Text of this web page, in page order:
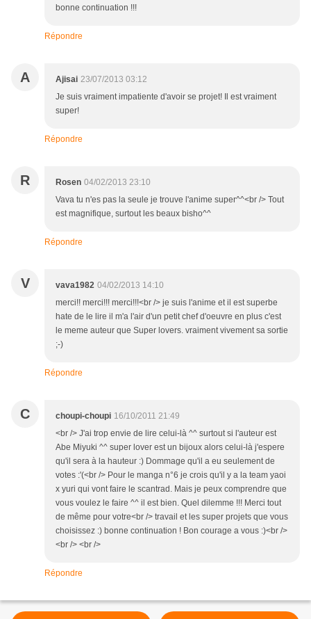
bonne continuation !!!
Répondre
A Ajisai 23/07/2013 03:12
Je suis vraiment impatiente d'avoir se projet! Il est vraiment
super!
Répondre
R Rosen 04/02/2013 23:10
Vava tu n'es pas la seule je trouve l'anime super^^<br /> Tout
est magnifique, surtout les beaux bisho^^
Répondre
V vava1982 04/02/2013 14:10
merci!! merci!!! merci!!!<br /> je suis l'anime et il est superbe
hate de le lire il m'a l'air d'un petit chef d'oeuvre en plus c'est
le meme auteur que Super lovers. vraiment vivement sa sortie
;-)
Répondre
C choupi-choupi 16/10/2011 21:49
<br /> J'ai trop envie de lire celui-là ^^ surtout si l'auteur est
Abe Miyuki ^^ super lover est un bijoux alors celui-là j'espere
qu'il sera à la hauteur :) Dommage qu'il a eu seulement de
votes :'(<br /> Pour le manga n°6 je crois qu'il y a la team yaoi
x yuri qui vont faire le scantrad. Mais je peux comprendre que
vous voulez le faire ^^ il est bien. Quel dilemme !!! Merci tout
de même pour votre<br /> travail et les super projets que vous
choisissez :) bonne continuation ! Bon courage a vous :)<br />
<br /> <br />
Répondre